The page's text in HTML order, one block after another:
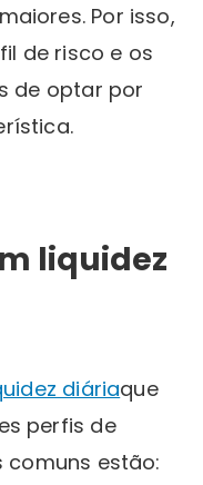
Por isso,
de risco e os
de optar por
liquidez
diáriaque
perfis de
comuns estão: